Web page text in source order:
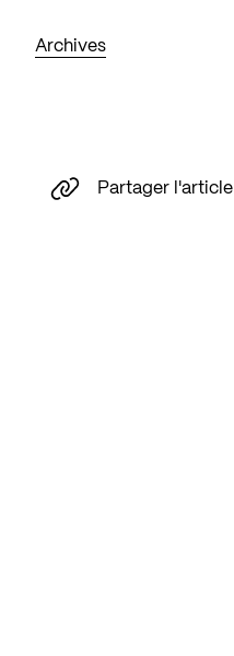
Archives
Partager l'article